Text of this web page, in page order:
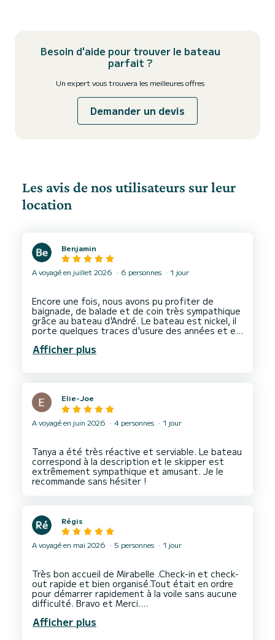
Besoin d'aide pour trouver le bateau
parfait ?
Un expert vous trouvera les meilleures offres
Demander un devis
Les avis de nos utilisateurs sur leur
location
Benjamin
A voyagé en juillet 2026 6 personnes 1 jour
Encore une fois, nous avons pu profiter de
baignade, de balade et de coin très sympathique
grâce au bateau d'André. Le bateau est nickel, il
porte quelques traces d'usure des années et et
Le gros plus de ce bateau et ça double toile qui
Afficher plus
Elie-Joe
A voyagé en juin 2026 4 personnes 1 jour
Tanya a été très réactive et serviable. Le bateau
correspond à la description et le skipper est
extrêmement sympathique et amusant. Je le
Régis
A voyagé en mai 2026 5 personnes 1 jour
Très bon accueil de Mirabelle .Check-in et check-
out rapide et bien organisé.Tout était en ordre
pour démarrer rapidement à la voile sans aucune
difficulté. Bravo et Merci.
dans le cokpit poser près d'un des Winchs un
Afficher plus